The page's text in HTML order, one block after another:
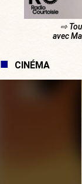
⇨
avec
CINÉMA